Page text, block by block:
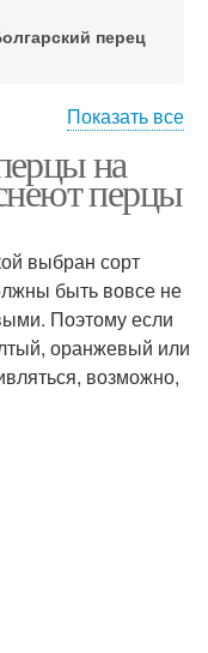
перец
Зеленый перец
Показать все
на
перцы
выбран сорт
быть вовсе не
Поэтому если
оранжевый или
возможно,